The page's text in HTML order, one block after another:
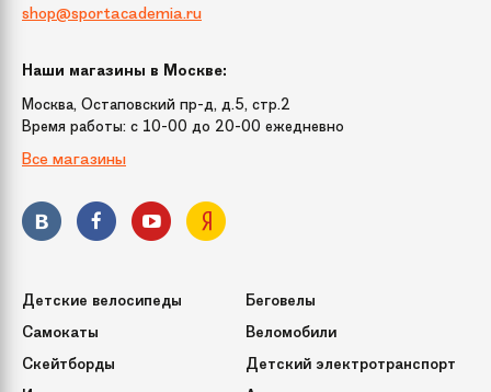
shop@sportacademia.ru
Наши магазины в Москве:
Москва, Остаповский пр-д, д.5, стр.2
Время работы: c 10-00 до 20-00 ежедневно
Все магазины
Детские велосипеды
Беговелы
Самокаты
Веломобили
Скейтборды
Детский электротранспорт